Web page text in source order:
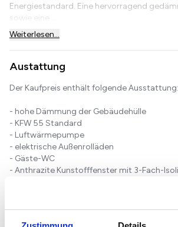
Energiestandard. Eine hervorragend
sowie eine ...
Weiterlesen...
Austattung
Der Kaufpreis enthält folgende Ausstattung:
- hohe Dämmung der Gebäudehülle
- KFW 55 Standard
- Luftwärmepumpe
- elektrische Außenrolläden
- Gäste-WC
- Anthrazite Kunstofffenster mit 3-Fach-
- Fußbodenheizung mit einzelnen